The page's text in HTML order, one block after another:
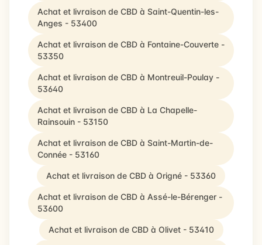
Achat et livraison de CBD à Saint-Quentin-les-
Anges - 53400
Achat et livraison de CBD à Fontaine-Couverte -
53350
Achat et livraison de CBD à Montreuil-Poulay -
53640
Achat et livraison de CBD à La Chapelle-
Rainsouin - 53150
Achat et livraison de CBD à Saint-Martin-de-
Connée - 53160
Achat et livraison de CBD à Origné - 53360
Achat et livraison de CBD à Assé-le-Bérenger -
53600
Achat et livraison de CBD à Olivet - 53410